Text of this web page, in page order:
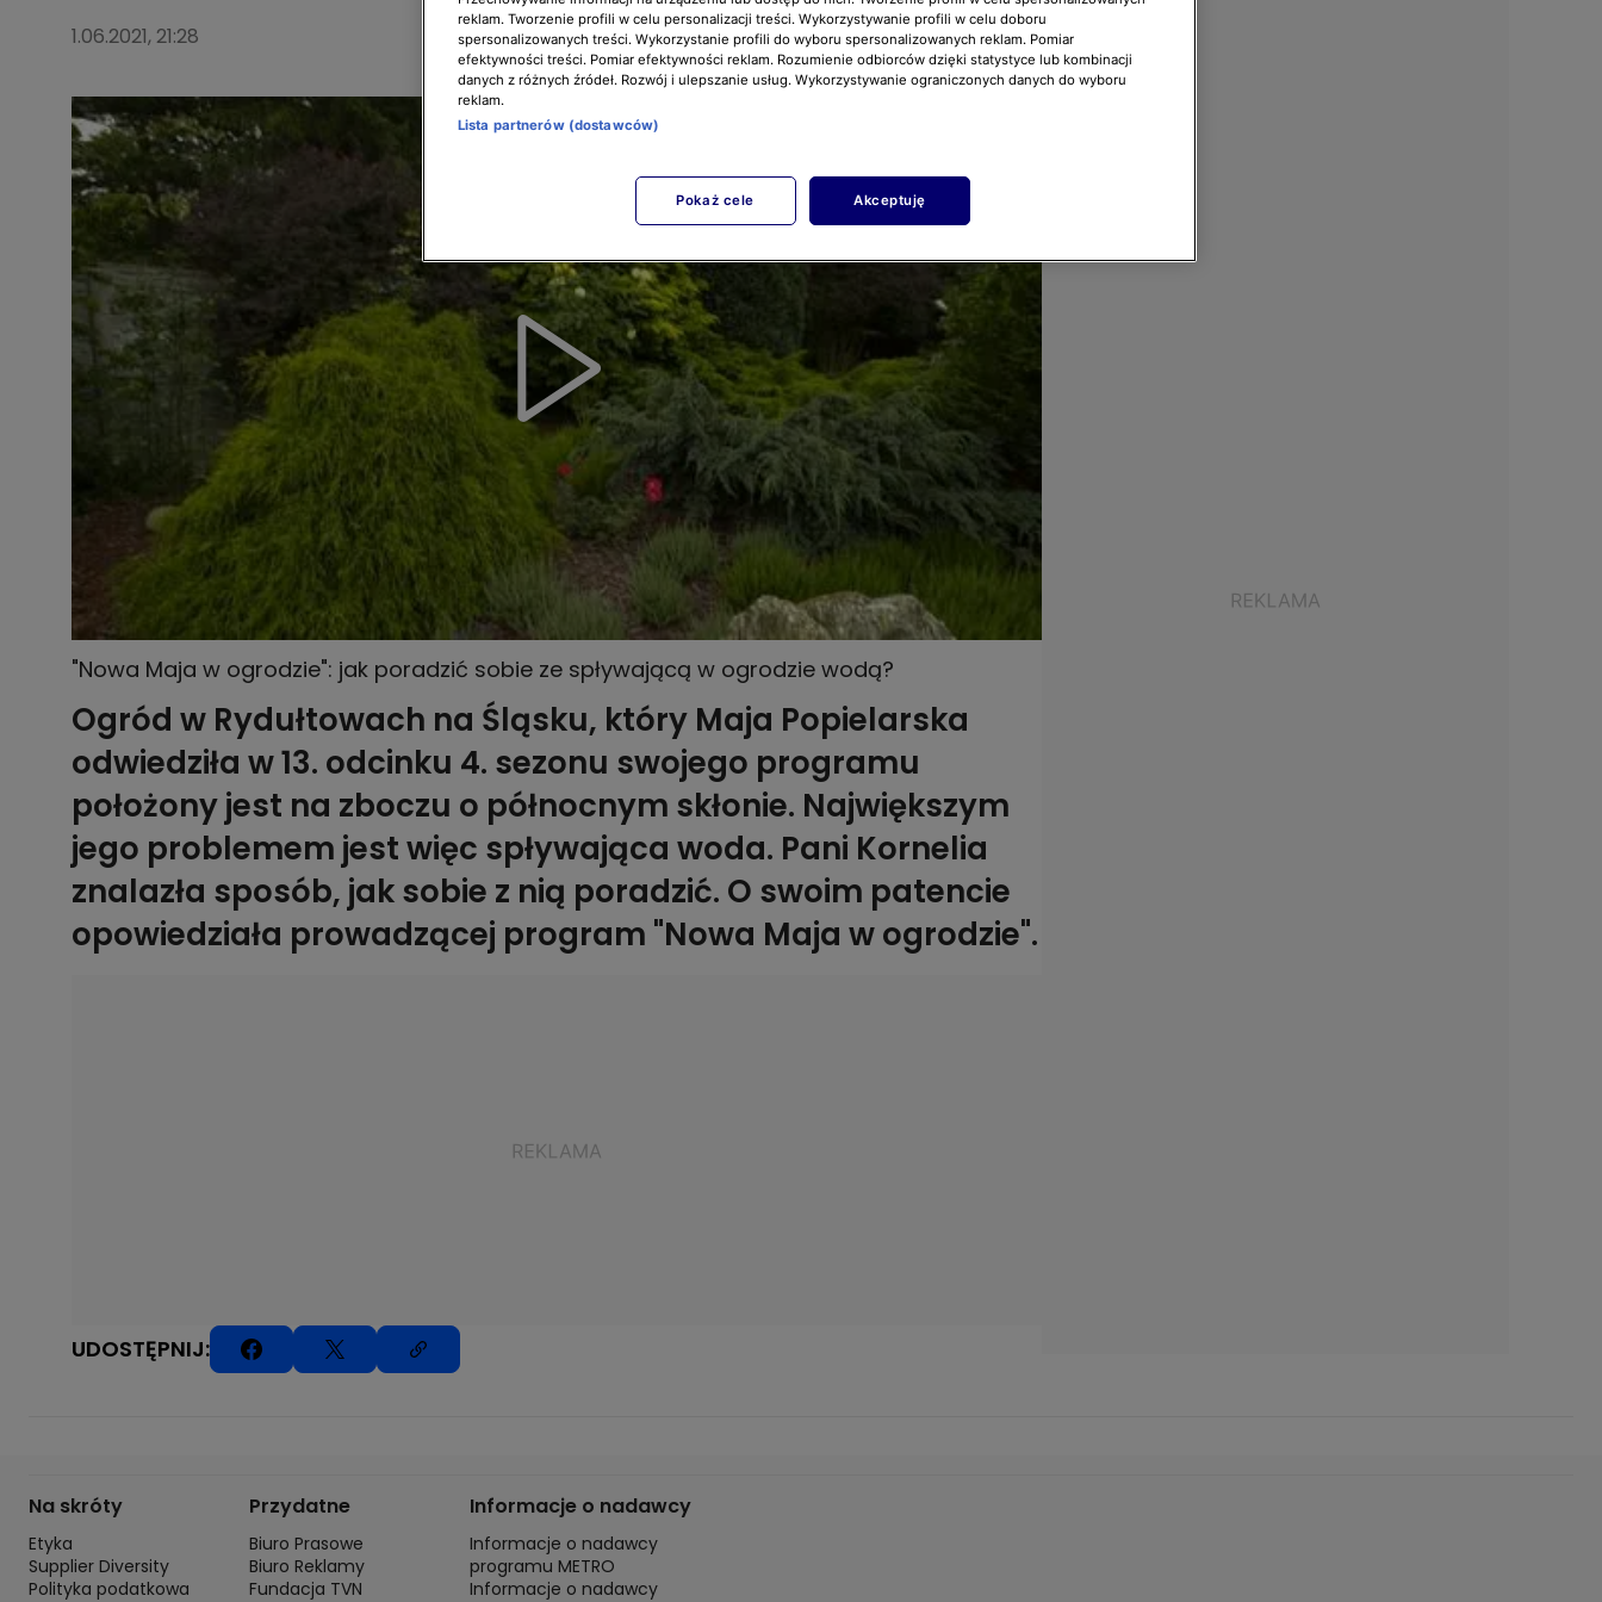
1.06.2021, 21:28
"Nowa Maja w ogrodzie": jak poradzić sobie ze spływającą w ogrodzie wodą?
Ogród w Rydułtowach na Śląsku, który Maja Popielarska
odwiedziła w 13. odcinku 4. sezonu swojego programu
położony jest na zboczu o północnym skłonie. Największym
jego problemem jest więc spływająca woda. Pani Kornelia
znalazła sposób, jak sobie z nią poradzić. O swoim patencie
opowiedziała prowadzącej program "Nowa Maja w ogrodzie".
UDOSTĘPNIJ:
Na skróty
Etyka
Supplier Diversity
Polityka podatkowa
Przydatne
Biuro Prasowe
Biuro Reklamy
Fundacja TVN
Informacje o nadawcy
Informacje o nadawcy
programu METRO
Informacje o nadawcy
reklam. Tworzenie profili w celu personalizacji treści. Wykorzystywanie profili w celu doboru
spersonalizowanych treści. Wykorzystanie profili do wyboru spersonalizowanych reklam. Pomiar
efektywności treści. Pomiar efektywności reklam. Rozumienie odbiorców dzięki statystyce lub kombinacji
danych z różnych źródeł. Rozwój i ulepszanie usług. Wykorzystywanie ograniczonych danych do wyboru
reklam.
Lista partnerów (dostawców)
Pokaż cele Akceptuję